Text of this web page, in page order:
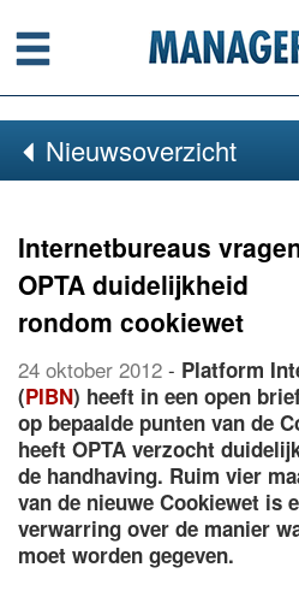
Menu
Nieuwsoverzicht
Internetbureaus
OPTA duidelijkheid
rondom cookiewet
24 oktober 2012 - Platform
(PIBN) heeft in een open
op bepaalde punten van de
heeft OPTA verzocht
de handhaving. Ruim vier
van de nieuwe Cookiewet is
verwarring over de manier
moet worden gegeven.